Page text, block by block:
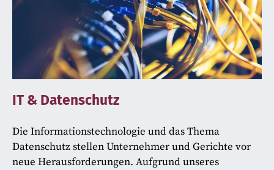
IT & Datenschutz
Die Informationstechnologie und das Thema
Datenschutz stellen Unternehmer und Gerichte vor
neue Herausforderungen. Aufgrund unseres